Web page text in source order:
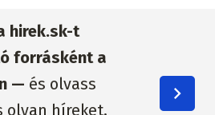
hirek.sk-t
forrásként a
— és olvass
olyan híreket,